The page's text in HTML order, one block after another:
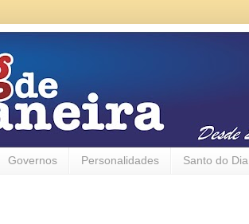
Governos Personalidades Santo do Dia